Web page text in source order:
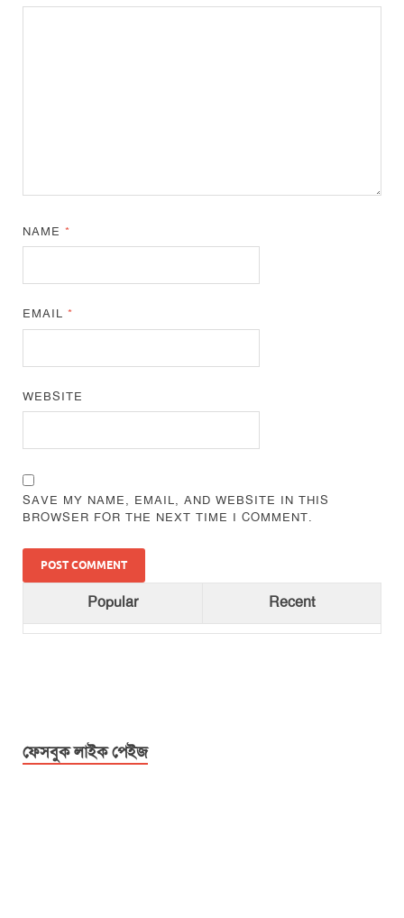
NAME*
EMAIL*
WEBSITE
SAVE MY NAME, EMAIL, AND WEBSITE IN THIS
BROWSER FOR THE NEXT TIME I COMMENT.
Popular Recent
ফেসবুক লাইক পেইজ